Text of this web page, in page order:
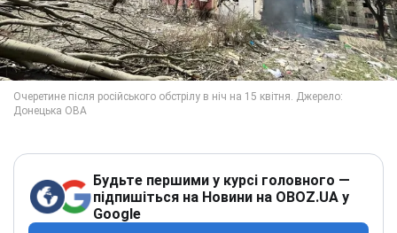
Будьте першими у курсі головного —
підпишіться на Новини на OBOZ.UA у
Google